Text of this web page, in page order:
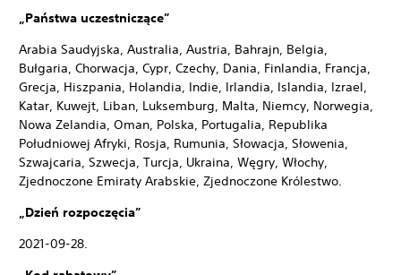
„Państwa uczestniczące”
Arabia Saudyjska, Australia, Austria, Bahrajn, Belgia,
Bułgaria, Chorwacja, Cypr, Czechy, Dania, Finlandia, Francja,
Grecja, Hiszpania, Holandia, Indie, Irlandia, Islandia, Izrael,
Katar, Kuwejt, Liban, Luksemburg, Malta, Niemcy, Norwegia,
Nowa Zelandia, Oman, Polska, Portugalia, Republika
Południowej Afryki, Rosja, Rumunia, Słowacja, Słowenia,
Szwajcaria, Szwecja, Turcja, Ukraina, Węgry, Włochy,
Zjednoczone Emiraty Arabskie, Zjednoczone Królestwo.
„Dzień rozpoczęcia”
2021-09-28.